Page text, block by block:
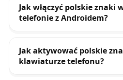
Jak włączyć polskie znaki
telefonie z Androidem?
Jak aktywować polskie
klawiaturze telefonu?